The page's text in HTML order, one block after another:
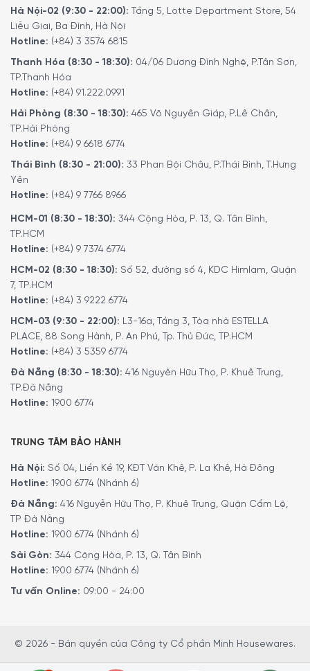
Hệ thống giàn rửa
Gaggenau DF481101F được thiết kế phù hợp để lắp âm tủ,
cósức chứa lên tới 12 bộ bát đĩa Châu Âu
linh hoạt, 1 giỏ đựng dao kéo, tay phun xoay 360 độ
Hà Nội-02 (9:30 - 22:00): Tầng 5, Lotte Department Store, 54
Liễu Giai, Ba Đình, Hà Nội
Hotline: (+84) 3 3574 6815
Thanh Hóa (8:30 - 18:30): 04/06 Dương Đình Nghệ, P.Tân Sơn,
TP.Thanh Hóa
Hotline: (+84) 91.222.0991
Hải Phòng (8:30 - 18:30): 465 Võ Nguyên Giáp, P.Lê Chân,
TP.Hải Phòng
Hotline: (+84) 9 6618 6774
Thái Bình (8:30 - 21:00): 33 Phan Bội Châu, P.Thái Bình, T.Hưng
Yên
Hotline: (+84) 9 7766 8966
HCM-01 (8:30 - 18:30): 344 Cộng Hòa, P. 13, Q. Tân Bình,
TP.HCM
Hotline: (+84) 9 7374 6774
HCM-02 (8:30 - 18:30): Số 52, đường số 4, KDC Himlam, Quận
7, TP.HCM
Hotline: (+84) 3 9222 6774
HCM-03 (9:30 - 22:00): L3-16a, Tầng 3, Tòa nhà ESTELLA
PLACE, 88 Song Hành, P. An Phú, Tp. Thủ Đức, TP.HCM
Hotline: (+84) 3 5359 6774
Đà Nẵng (8:30 - 18:30): 416 Nguyễn Hữu Thọ, P. Khuê Trung,
TP.Đà Nẵng
Hotline: 1900 6774
TRUNG TÂM BẢO HÀNH
Hà Nội: Số 04, Liền Kề 19, KĐT Văn Khê, P. La Khê, Hà Đông
Hotline: 1900 6774 (Nhánh 6)
Đà Nẵng: 416 Nguyễn Hữu Thọ, P. Khuê Trung, Quận Cẩm Lệ,
TP Đà Nẵng
Hotline: 1900 6774 (Nhánh 6)
Sài Gòn: 344 Cộng Hòa, P. 13, Q. Tân Bình
Hotline: 1900 6774 (Nhánh 6)
Tư vấn Online: 09:00 - 24:00
© 2026 - Bản quyền của Công ty Cổ phần Minh Housewares.